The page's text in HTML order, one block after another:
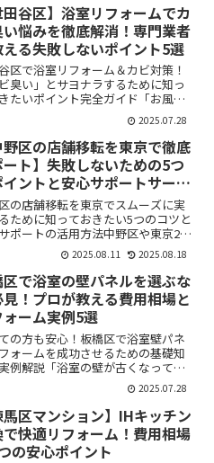
かかるのか不安…」。こうしたお悩
田谷区のアパートや...
田谷区】浴室リフォームでカ
い悩みを徹底解消！専門業者
える失敗しないポイント5選
区で浴室リフォーム＆カビ対策！
ビ臭い」とサヨナラするために知っ
たいポイント完全ガイド「お風呂
なんだかカビ臭い…」「いくら掃除
もニオイが取れない」——そんな悩
ありませんか？とくに世田谷区のよ
気が多い地域では、...
2025.07.28
野区の店舗移転を東京で徹底
ート】失敗しないための5つ
イントと安心サポートサービ
の店舗移転を東京でスムーズに実
ために知っておきたい5つのコツと
ポートの活用方法中野区や東京23
店舗移転やオフィス移転を考えてい
れど、「何から始めていいかわから
「費用をできるだけ抑えたい」
できる業者に頼み...
2025.08.11 2025.08.18
で浴室の壁パネルを選ぶな
見！プロが教える費用相場と
ォーム実例5選
の方も安心！板橋区で浴室壁パネ
ォームを成功させるための基礎知
例解説「浴室の壁が古くなってき
「カビや汚れが落ちなくて困ってい
「リフォームしたいけど、何から始
ばいいの？」——そう悩んで検索し
せんか？特に板橋区...
2025.07.28
馬区マンション】IHキッチン
で快適リフォーム！費用相場
の安心ポイント